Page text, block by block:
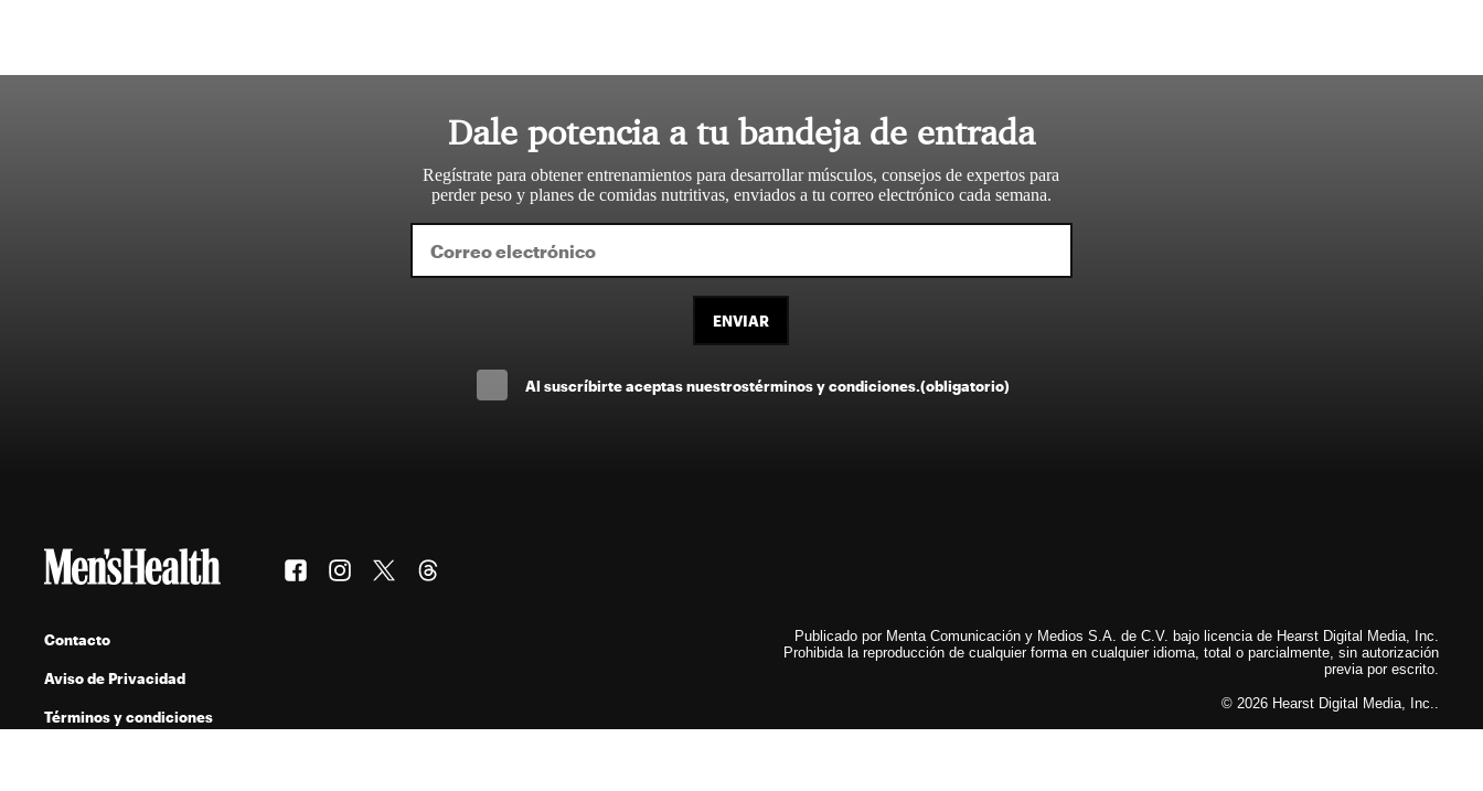
Dale potencia a tu bandeja de entrada
Regístrate para obtener entrenamientos para desarrollar músculos, consejos de expertos para
perder peso y planes de comidas nutritivas, enviados a tu correo electrónico cada semana.
ENVIAR
Al suscríbirte aceptas nuestrostérminos y condiciones .(obligatorio)
Contacto
Aviso de Privacidad
Términos y condiciones
Publicado por Menta Comunicación y Medios S.A. de C.V. bajo licencia de Hearst Digital Media, Inc.
Prohibida la reproducción de cualquier forma en cualquier idioma, total o parcialmente, sin autorización
previa por escrito.
© 2026 Hearst Digital Media, Inc..